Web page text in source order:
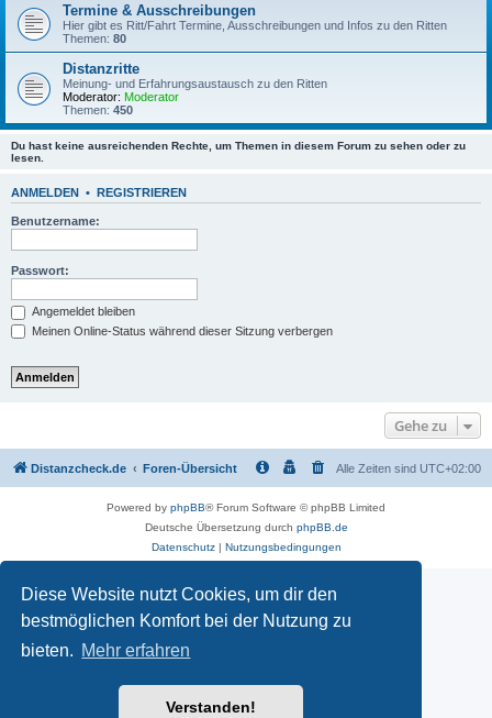
Diese Website nutzt Cookies, um dir den
bestmöglichen Komfort bei der Nutzung zu
bieten. Mehr erfahren
Verstanden!
Termine & Ausschreibungen
Hier gibt es Ritt/Fahrt Termine, Ausschreibungen und Infos zu den Ritten
Themen: 80
Distanzritte
Meinung- und Erfahrungsaustausch zu den Ritten
Moderator: Moderator
Themen: 450
Du hast keine ausreichenden Rechte, um Themen in diesem Forum zu sehen oder zu
lesen.
ANMELDEN • REGISTRIEREN
Benutzername:
Passwort:
Angemeldet bleiben
Meinen Online-Status während dieser Sitzung verbergen
Gehe zu
Distanzcheck.de Foren-Übersicht Alle Zeiten sind UTC+02:00
Powered by phpBB® Forum Software © phpBB Limited
Deutsche Übersetzung durch phpBB.de
Datenschutz| Nutzungsbedingungen